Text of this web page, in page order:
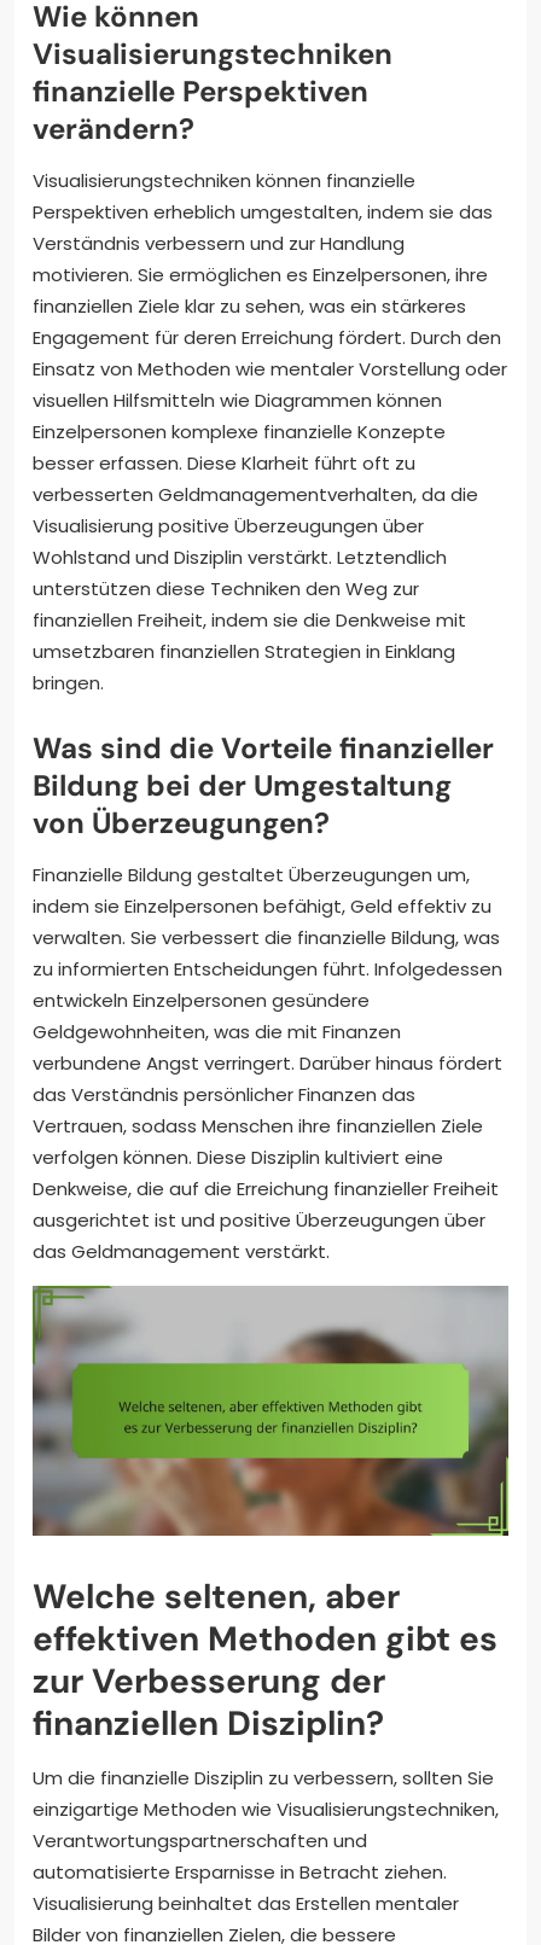
Wie können
Visualisierungstechniken
finanzielle Perspektiven
verändern?
Visualisierungstechniken können finanzielle
Perspektiven erheblich umgestalten, indem sie das
Verständnis verbessern und zur Handlung
motivieren. Sie ermöglichen es Einzelpersonen, ihre
finanziellen Ziele klar zu sehen, was ein stärkeres
Engagement für deren Erreichung fördert. Durch den
Einsatz von Methoden wie mentaler Vorstellung oder
visuellen Hilfsmitteln wie Diagrammen können
Einzelpersonen komplexe finanzielle Konzepte
besser erfassen. Diese Klarheit führt oft zu
verbesserten Geldmanagementverhalten, da die
Visualisierung positive Überzeugungen über
Wohlstand und Disziplin verstärkt. Letztendlich
unterstützen diese Techniken den Weg zur
finanziellen Freiheit, indem sie die Denkweise mit
umsetzbaren finanziellen Strategien in Einklang
bringen.
Was sind die Vorteile finanzieller
Bildung bei der Umgestaltung
von Überzeugungen?
Finanzielle Bildung gestaltet Überzeugungen um,
indem sie Einzelpersonen befähigt, Geld effektiv zu
verwalten. Sie verbessert die finanzielle Bildung, was
zu informierten Entscheidungen führt. Infolgedessen
entwickeln Einzelpersonen gesündere
Geldgewohnheiten, was die mit Finanzen
verbundene Angst verringert. Darüber hinaus fördert
das Verständnis persönlicher Finanzen das
Vertrauen, sodass Menschen ihre finanziellen Ziele
verfolgen können. Diese Disziplin kultiviert eine
Denkweise, die auf die Erreichung finanzieller Freiheit
ausgerichtet ist und positive Überzeugungen über
das Geldmanagement verstärkt.
Welche seltenen, aber
effektiven Methoden gibt es
zur Verbesserung der
finanziellen Disziplin?
Um die finanzielle Disziplin zu verbessern, sollten Sie
einzigartige Methoden wie Visualisierungstechniken,
Verantwortungspartnerschaften und
automatisierte Ersparnisse in Betracht ziehen.
Visualisierung beinhaltet das Erstellen mentaler
Bilder von finanziellen Zielen, die bessere